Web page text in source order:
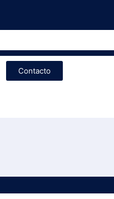
Contacto